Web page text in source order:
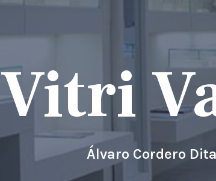
Vitri
Álvaro Cordero Dita